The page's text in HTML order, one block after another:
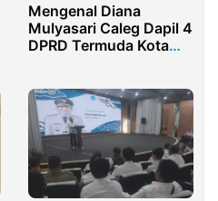
Mengenal Diana
Mulyasari Caleg Dapil 4
DPRD Termuda Kota